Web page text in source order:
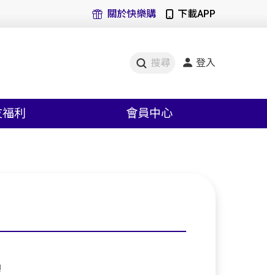
關於快樂購 下載APP
搜尋 登入
利 會員中心